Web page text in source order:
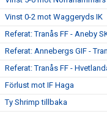
Vinst 0-2 mot Waggeryds IK
Referat: Tranås FF - Aneby
Referat: Annebergs GIF -
Referat: Tranås FF -
Förlust mot IF Haga
Ty Shrimp tillbaka